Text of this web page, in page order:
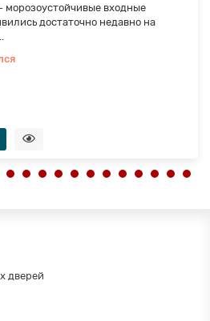
входные
достаточно недавно на
дверей